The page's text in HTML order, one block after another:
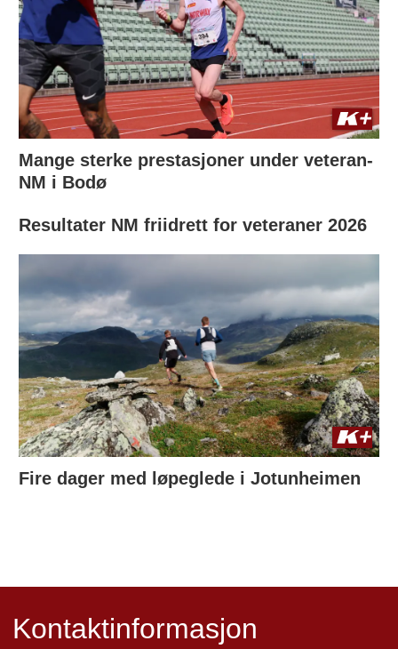
Mange sterke prestasjoner under veteran-
NM i Bodø
Resultater NM friidrett for veteraner 2026
Fire dager med løpeglede i Jotunheimen
Kontaktinformasjon